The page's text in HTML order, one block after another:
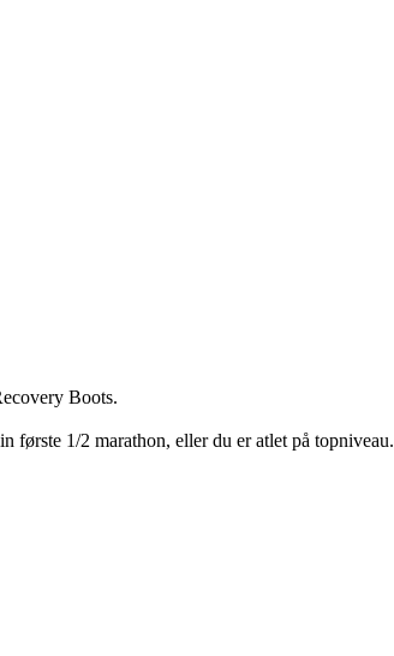
Boots.
første 1/2 marathon, eller du er atlet på topniveau.